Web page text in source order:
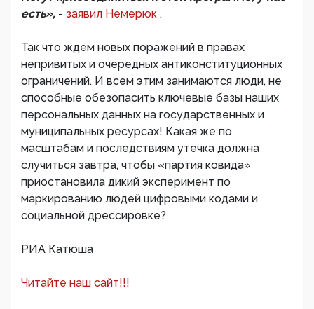
есть», - заявил Немерюк .
Так что ждем новых поражений в правах
непривитых и очередных антиконституционных
ограничений. И всем этим занимаются люди, не
способные обезопасить ключевые базы наших
персональных данных на государственных и
муниципальных ресурсах! Какая же по
масштабам и последствиям утечка должна
случиться завтра, чтобы «партия ковида»
приостановила дикий эксперимент по
маркированию людей цифровыми кодами и
социальной дрессировке?
РИА Катюша
Читайте наш сайт!!!